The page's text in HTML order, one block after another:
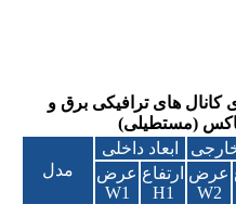
های ترافیکی برق و
(مستطیلی)
مدل
ابعاد داخلی خارجی
عرض
W1
ارتفاع
H1
عرض
W2